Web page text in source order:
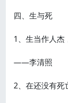
四、生与死
1、生当作人杰
——李清照
2、在还没有死